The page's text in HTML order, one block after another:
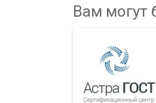
Вам могут